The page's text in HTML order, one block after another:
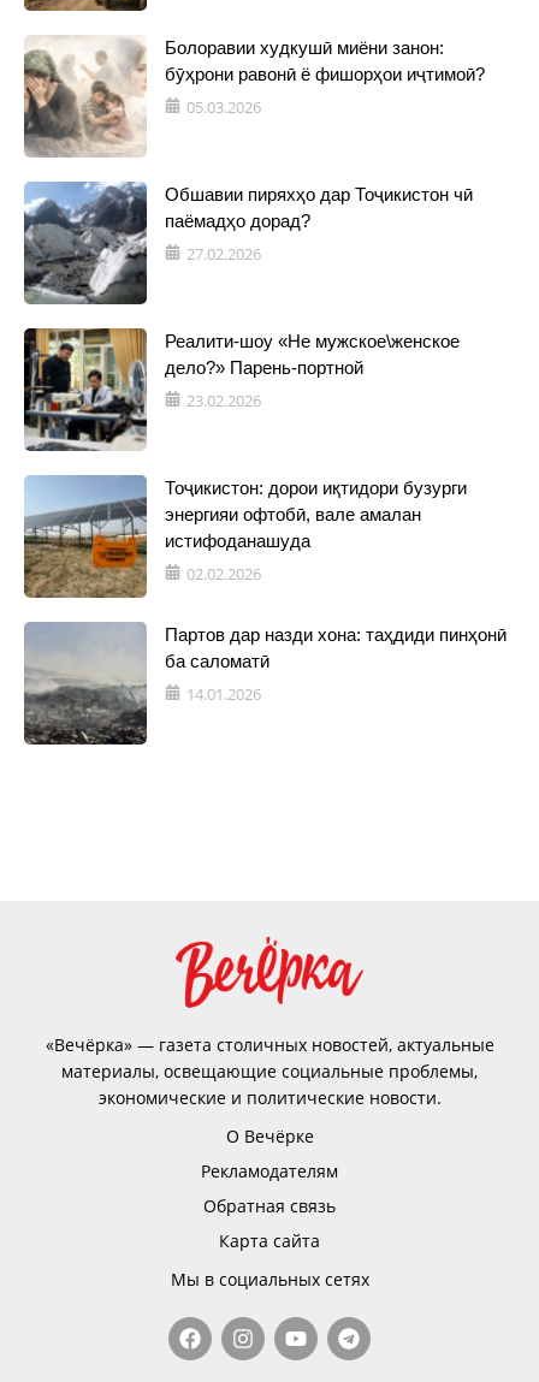
Болоравии худкушӣ миёни занон:
бӯҳрони равонӣ ё фишорҳои иҷтимоӣ?
05.03.2026
Обшавии пиряхҳо дар Тоҷикистон чӣ
паёмадҳо дорад?
27.02.2026
Реалити-шоу «Не мужское\женское
дело?» Парень-портной
23.02.2026
Тоҷикистон: дорои иқтидори бузурги
энергияи офтобӣ, вале амалан
истифоданашуда
02.02.2026
Партов дар назди хона: таҳдиди пинҳонӣ
ба саломатӣ
14.01.2026
«Вечёрка» — газета столичных новостей, актуальные
материалы, освещающие социальные проблемы,
экономические и политические новости.
О Вечёрке
Рекламодателям
Обратная связь
Карта сайта
Мы в социальных сетях